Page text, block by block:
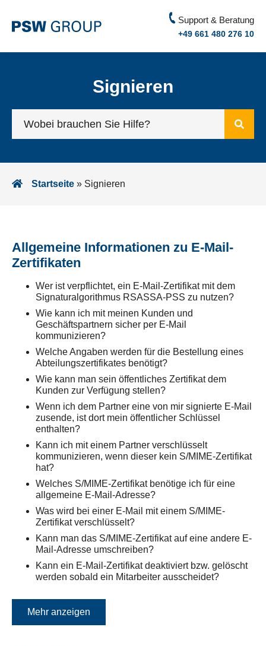
Support & Beratung
+49 661 480 276 10
Signieren
Startseite » Signieren
Allgemeine Informationen zu E-Mail-
Zertifikaten
Wer ist verpflichtet, ein E-Mail-Zertifikat mit dem
Signaturalgorithmus RSASSA-PSS zu nutzen?
Wie kann ich mit meinen Kunden und
Geschäftspartnern sicher per E-Mail
kommunizieren?
Welche Angaben werden für die Bestellung eines
Abteilungszertifikates benötigt?
Wie kann man sein öffentliches Zertifikat dem
Kunden zur Verfügung stellen?
Wenn ich dem Partner eine von mir signierte E-Mail
zusende, ist dort mein öffentlicher Schlüssel
enthalten?
Kann ich mit einem Partner verschlüsselt
kommunizieren, wenn dieser kein S/MIME-Zertifikat
hat?
Welches S/MIME-Zertifikat benötige ich für eine
allgemeine E-Mail-Adresse?
Was wird bei einer E-Mail mit einem S/MIME-
Zertifikat verschlüsselt?
Kann man das S/MIME-Zertifikat auf eine andere E-
Mail-Adresse umschreiben?
Kann ein E-Mail-Zertifikat deaktiviert bzw. gelöscht
werden sobald ein Mitarbeiter ausscheidet?
Mehr anzeigen